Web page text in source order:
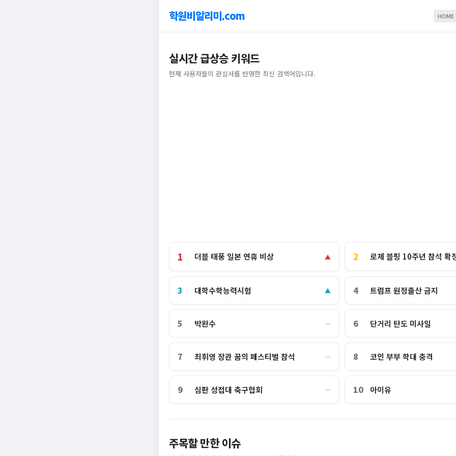
학원비알리미.com HOME
실시간 급상승 키워드
현재 사용자들의 관심사를 반영한 최신 검색어입니다.
1 더블 태풍 일본 연휴 비상 ▲ 2 로제 블핑 10주년 참석 확
3 대학수학능력시험 ▲ 4 트럼프 원정출산 금지
5 박완수 ― 6 단거리 탄도 미사일
7 최휘영 장관 꿈의 페스티벌 참석 ― 8 코인 부부 학대 충격
9 심판 성접대 축구협회 ― 10 아이유
주목할 만한 이슈
이 대통령 사관학교 통합 발언에…“서울대 법대·충
암고도 없애나”